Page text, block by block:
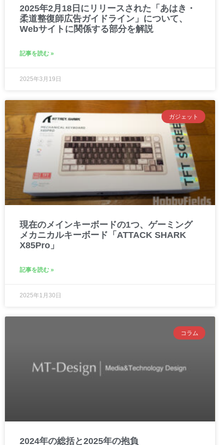
2025年2月18日にリリースされた「あはき・
柔道整復師広告ガイドライン」について、
Webサイトに関係する部分を解説
記事を読む »
2025年3月19日
ガジェット
現在のメインキーボードの1つ、ゲーミング
メカニカルキーボード「ATTACK SHARK
X85Pro」
記事を読む »
2025年1月30日
コラム
2024年の総括と2025年の抱負